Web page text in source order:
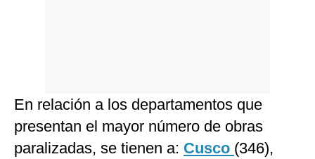
En relación a los departamentos que
presentan el mayor número de obras
paralizadas, se tienen a: Cusco (346),